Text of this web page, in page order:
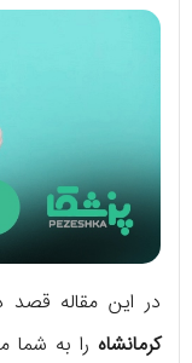
در این مقاله قصد داریم
کرمانشاه را به شما